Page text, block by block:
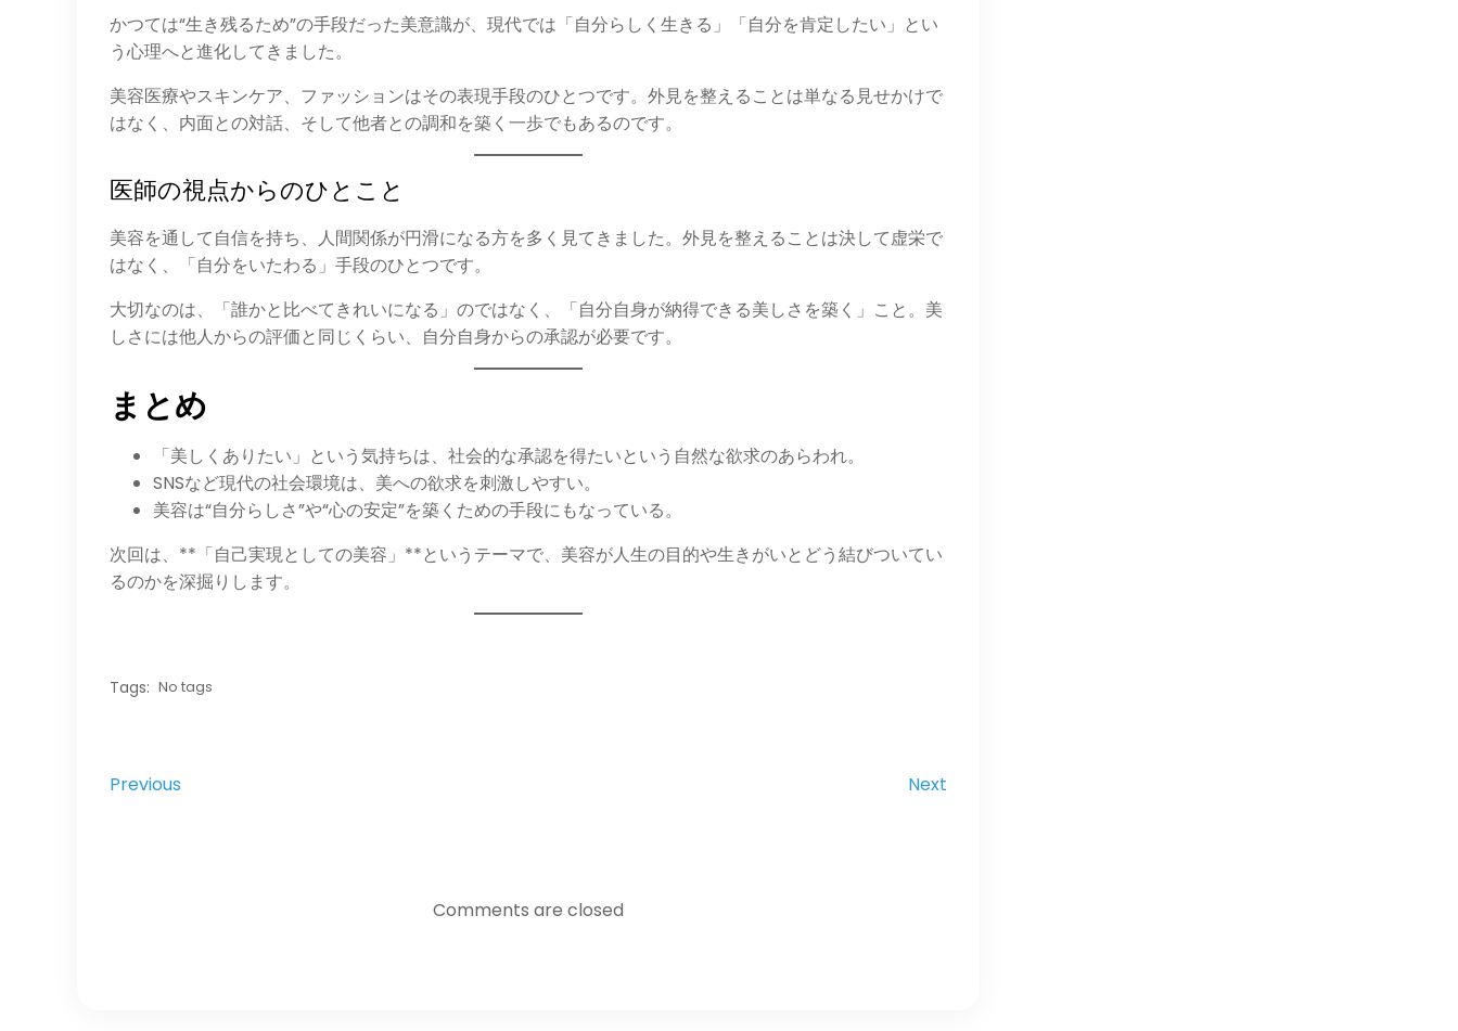
かつては“生き残るため”の手段だった美意識が、現代では「自分らしく生きる」「自分を肯定したい」とい
う心理へと進化してきました。
美容医療やスキンケア、ファッションはその表現手段のひとつです。外見を整えることは単なる見せかけで
はなく、内面との対話、そして他者との調和を築く一歩でもあるのです。
医師の視点からのひとこと
美容を通して自信を持ち、人間関係が円滑になる方を多く見てきました。外見を整えることは決して虚栄で
はなく、「自分をいたわる」手段のひとつです。
大切なのは、「誰かと比べてきれいになる」のではなく、「自分自身が納得できる美しさを築く」こと。美
しさには他人からの評価と同じくらい、自分自身からの承認が必要です。
まとめ
「美しくありたい」という気持ちは、社会的な承認を得たいという自然な欲求のあらわれ。
SNSなど現代の社会環境は、美への欲求を刺激しやすい。
美容は“自分らしさ”や“心の安定”を築くための手段にもなっている。
次回は、**「自己実現としての美容」**というテーマで、美容が人生の目的や生きがいとどう結びついてい
るのかを深掘りします。
Tags: No tags
Previous Next
Comments are closed